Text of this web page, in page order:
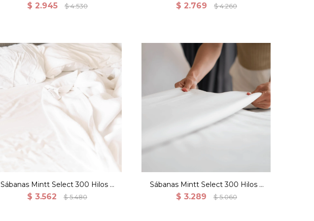
100% Algodón - Blanco
$ 2.945 $ 4.530 Hilos 100% Algodón - Blanco
$ 2.769 $ 4.260
Sábanas Mintt Select 300 Hilos 2
Fundas - King
$ 3.562 $ 5.480
Sábanas Mintt Select 300 Hilos 2
Fundas - Queen
$ 3.289 $ 5.060